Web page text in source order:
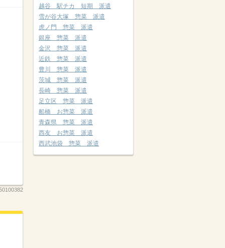
越谷 駅チカ 短期 派遣
雪が谷大塚 惣菜 派遣
虎ノ門 惣菜 派遣
銀座 惣菜 派遣
金沢 惣菜 派遣
近鉄 惣菜 派遣
豊川 惣菜 派遣
茨城 惣菜 派遣
長崎 惣菜 派遣
足立区 惣菜 派遣
船橋 お惣菜 派遣
青森県 惣菜 派遣
西友 お惣菜 派遣
西武池袋 惣菜 派遣